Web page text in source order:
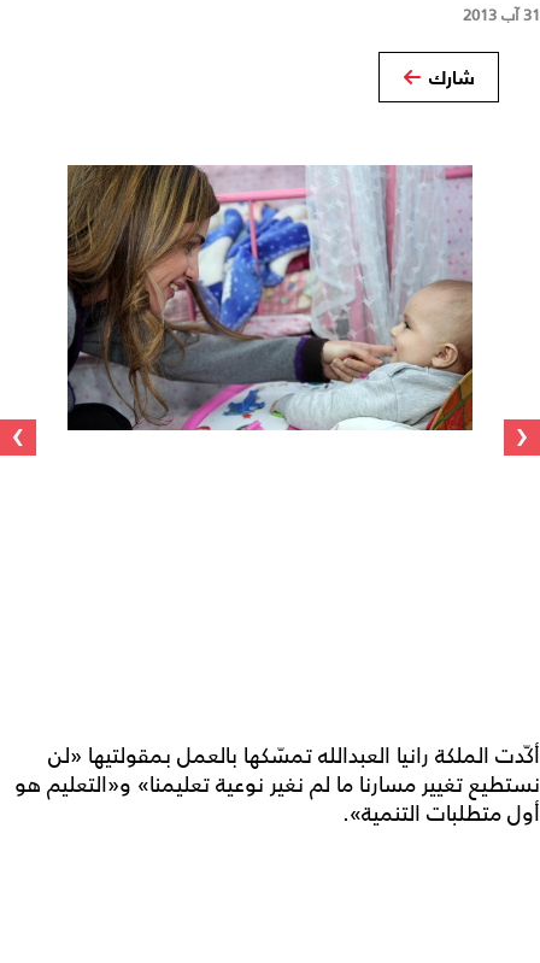
31 آب 2013
شارك
‹
›
أكّدت الملكة رانيا العبدالله تمسّكها بالعمل بمقولتيها «لن
نستطيع تغيير مسارنا ما لم نغير نوعية تعليمنا» و«التعليم هو
أول متطلبات التنمية».